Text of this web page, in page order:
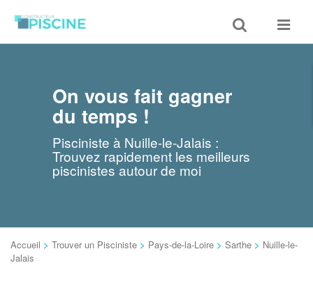
Toggle
search
Toggle
On vous fait gagner
du temps !
Pisciniste à Nuille-le-Jalais :
Trouvez rapidement les meilleurs
piscinistes autour de moi
Accueil > Trouver un Pisciniste > Pays-de-la-Loire > Sarthe > Nuille-le-
Jalais